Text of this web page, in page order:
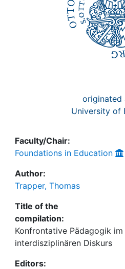
originated
University of
Faculty/Chair:
Foundations in Education
Author:
Trapper, Thomas
Title of the
compilation:
Konfrontative Pädagogik
interdisziplinären Diskurs
Editors: